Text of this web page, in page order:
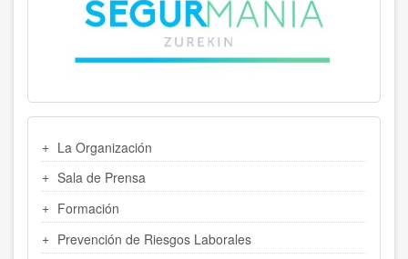
LATERAL
La Organización
Sala de Prensa
Formación
Prevención de Riesgos Laborales